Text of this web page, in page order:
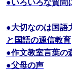
●大切なのは国
と国語の通信教育
●作文教室言葉の
●父母の声